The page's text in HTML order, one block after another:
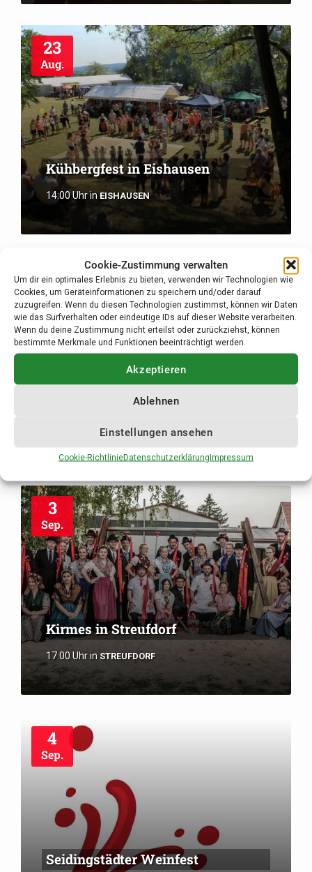
Cookie-Zustimmung verwalten
Um dir ein optimales Erlebnis zu bieten, verwenden wir Technologien wie
Cookies, um Geräteinformationen zu speichern und/oder darauf
zuzugreifen. Wenn du diesen Technologien zustimmst, können wir Daten
wie das Surfverhalten oder eindeutige IDs auf dieser Website verarbeiten.
Wenn du deine Zustimmung nicht erteilst oder zurückziehst, können
bestimmte Merkmale und Funktionen beeinträchtigt werden.
Akzeptieren
Ablehnen
Einstellungen ansehen
Cookie-RichtlinieDatenschutzerklärungImpressum
23
Aug.
Kühbergfest in Eishausen
14:00 UhrinEISHAUSEN
27
Aug.
Kirmes in Stressenhausen
STRESSENHAUSEN
3
Sep.
Kirmes in Streufdorf
17:00 Uhrin STREUFDORF
4
Sep.
Seidingstädter Weinfest